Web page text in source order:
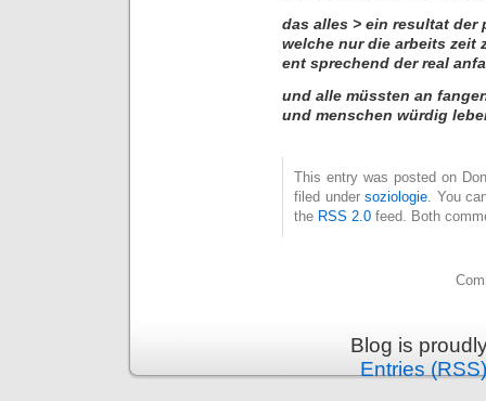
das alles > ein resultat
welche nur die arbeits zeit
ent sprechend der real
und alle müssten an
und menschen würdig
This entry was posted on
filed undersoziologie. You
the RSS 2.0 feed. Both
Blog is
Entries (RSS)